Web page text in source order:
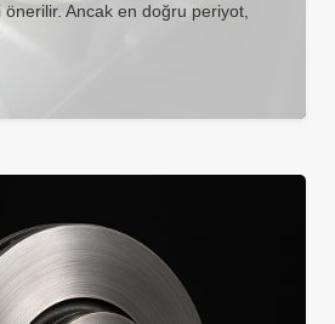
Ancak en doğru periyot,